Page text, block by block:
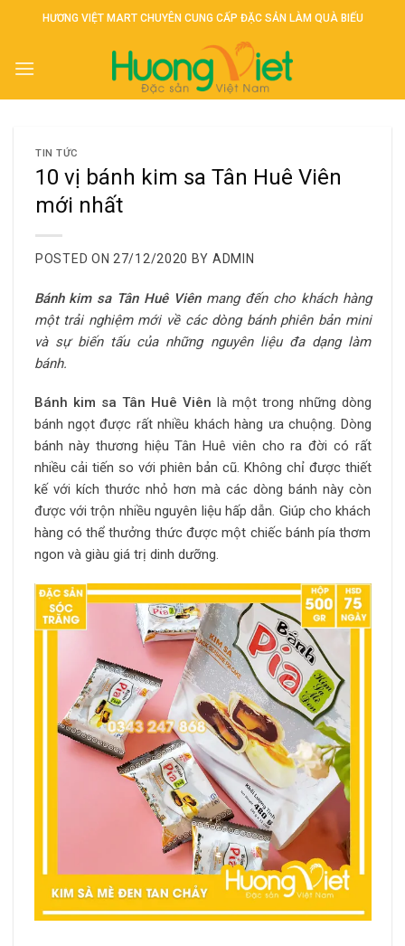
HƯƠNG VIỆT MART CHUYÊN CUNG CẤP ĐẶC SẢN LÀM QUÀ BIẾU
TIN TỨC
10 vị bánh kim sa Tân Huê Viên
mới nhất
POSTED ON 27/12/2020 BY ADMIN
Bánh kim sa Tân Huê Viên mang đến cho khách hàng
một trải nghiệm mới về các dòng bánh phiên bản mini
và sự biến tấu của những nguyên liệu đa dạng làm
bánh.
Bánh kim sa Tân Huê Viên là một trong những dòng
bánh ngọt được rất nhiều khách hàng ưa chuộng. Dòng
bánh này thương hiệu Tân Huê viên cho ra đời có rất
nhiều cải tiến so với phiên bản cũ. Không chỉ được thiết
kế với kích thước nhỏ hơn mà các dòng bánh này còn
được với trộn nhiều nguyên liệu hấp dẫn. Giúp cho khách
hàng có thể thưởng thức được một chiếc bánh pía thơm
ngon và giàu giá trị dinh dưỡng.